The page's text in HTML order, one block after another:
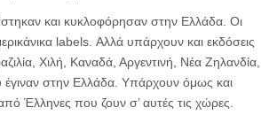
και κυκλοφόρησαν στην Ελλάδα. Οι
labels. Αλλά υπάρχουν και εκδόσεις
Χιλή, Καναδά, Αργεντινή, Νέα Ζηλανδία,
έγιναν στην Ελλάδα. Υπάρχουν όμως και
Έλληνες που ζουν σ’ αυτές τις χώρες.